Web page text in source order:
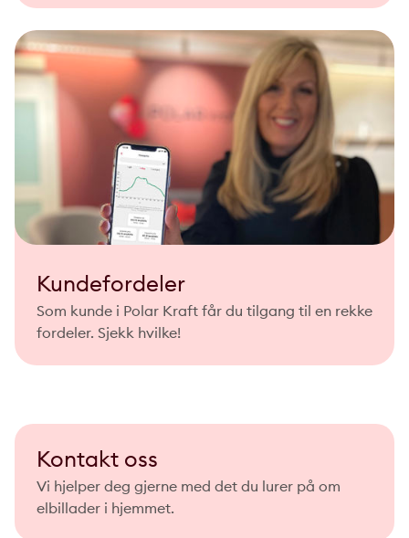
Kundefordeler
Som kunde i Polar Kraft får du tilgang til en rekke
fordeler. Sjekk hvilke!
Kontakt oss
Vi hjelper deg gjerne med det du lurer på om
elbillader i hjemmet.